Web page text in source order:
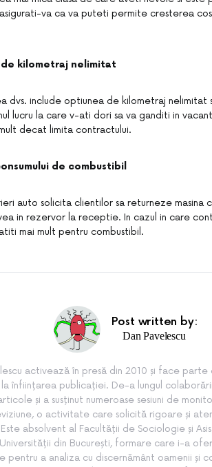
va ca va puteti permite cresterea
kilometraj nelimitat
dvs. include optiunea de kilometraj nelimitat
lucru la care v-ati dori sa va ganditi in
decat limita contractului.
de combustibil
auto solicita clientilor sa returneze masina
in rezervor la receptie. In cazul in care
mai mult pentru combustibil.
Post written by:
Dan Pavelescu
activează în presă din 2010 și face parte
înființarea publicației. De-a lungul
și a susținut numeroase sesiuni de
o activitate care solicită rigoare și
absolvent al Facultății de Sociologie și
din București, formare care i-a
pentru a analiza cu discernământ oamenii și